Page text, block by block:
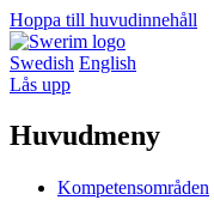
Hoppa till huvudinnehåll
Swedish English
Lås upp
Huvudmeny
Kompetensområden